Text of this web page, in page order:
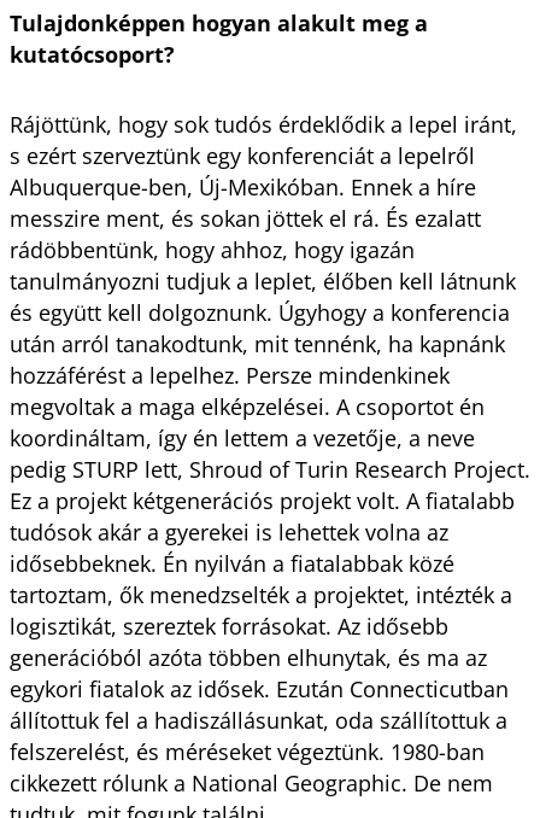
Tulajdonképpen hogyan alakult meg a
kutatócsoport?
Rájöttünk, hogy sok tudós érdeklődik a lepel iránt,
s ezért szerveztünk egy konferenciát a lepelről
Albuquerque-ben, Új-Mexikóban. Ennek a híre
messzire ment, és sokan jöttek el rá. És ezalatt
rádöbbentünk, hogy ahhoz, hogy igazán
tanulmányozni tudjuk a leplet, élőben kell látnunk
és együtt kell dolgoznunk. Úgyhogy a konferencia
után arról tanakodtunk, mit tennénk, ha kapnánk
hozzáférést a lepelhez. Persze mindenkinek
megvoltak a maga elképzelései. A csoportot én
koordináltam, így én lettem a vezetője, a neve
pedig STURP lett, Shroud of Turin Research Project.
Ez a projekt kétgenerációs projekt volt. A fiatalabb
tudósok akár a gyerekei is lehettek volna az
idősebbeknek. Én nyilván a fiatalabbak közé
tartoztam, ők menedzselték a projektet, intézték a
logisztikát, szereztek forrásokat. Az idősebb
generációból azóta többen elhunytak, és ma az
egykori fiatalok az idősek. Ezután Connecticutban
állítottuk fel a hadiszállásunkat, oda szállítottuk a
felszerelést, és méréseket végeztünk. 1980-ban
cikkezett rólunk a National Geographic. De nem